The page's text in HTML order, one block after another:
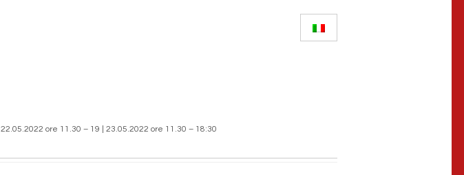
22.05.2022 ore 11.30 – 19 | 23.05.2022 ore 11.30 – 18:30